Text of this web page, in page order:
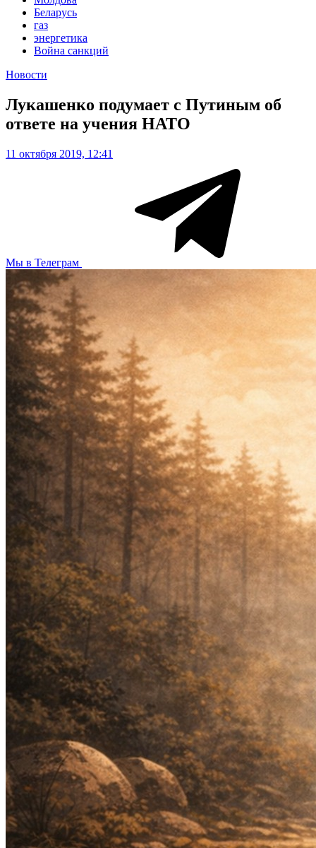
Беларусь
газ
энергетика
Война санкций
Новости
Лукашенко подумает с Путиным об
ответе на учения НАТО
11 октября 2019, 12:41
Мы в Телеграм